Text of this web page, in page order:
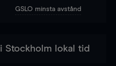
GSLO minsta avstånd
Stockholm lokal tid